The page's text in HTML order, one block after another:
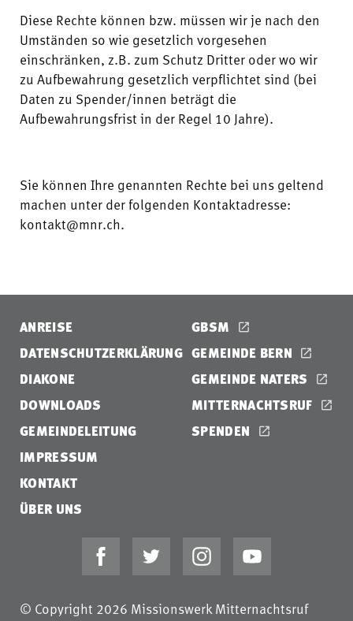
Diese Rechte können bzw. müssen wir je nach den
Umständen so wie gesetzlich vorgesehen
einschränken, z.B. zum Schutz Dritter oder wo wir
zu Aufbewahrung gesetzlich verpflichtet sind (bei
Daten zu Spender/innen beträgt die
Aufbewahrungsfrist in der Regel 10 Jahre).
Sie können Ihre genannten Rechte bei uns geltend
machen unter der folgenden Kontaktadresse:
kontakt@mnr.ch.
ANREISE
DATENSCHUTZERKLÄRUNG
DIAKONE
DOWNLOADS
GEMEINDELEITUNG
IMPRESSUM
KONTAKT
ÜBER UNS
GBSM
GEMEINDE BERN
GEMEINDE NATERS
MITTERNACHTSRUF
SPENDEN
© Copyright 2026 Missionswerk Mitternachtsruf